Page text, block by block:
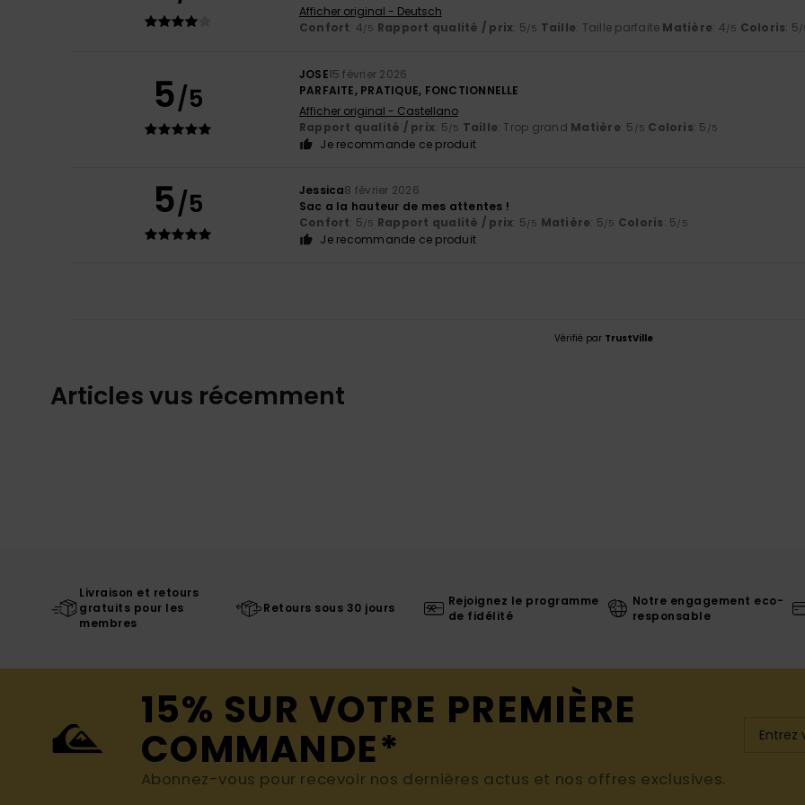
Afficher original - Deutsch
Confort: 4/5 Rapport qualité / prix: 5/5 Taille: Taille parfaite Matière: 4/5 Coloris: 5/
5/5
JOSE15 février 2026
PARFAITE, PRATIQUE, FONCTIONNELLE
Afficher original - Castellano
Rapport qualité / prix: 5/5 Taille: Trop grand Matière: 5 /5 Coloris: 5 /5
Je recommande ce produit
5/5 Jessica8 février 2026
Sac a la hauteur de mes attentes !
Confort: 5/5 Rapport qualité / prix: 5/5 Matière: 5/5 Coloris: 5/5
Je recommande ce produit
Vérifié par TrustVille
Articles vus récemment
Livraison et retours
gratuits pour les
membres
Retours sous 30 jours
Rejoignez le programme
de fidélité
Notre engagement eco-
responsable
15% SUR VOTRE PREMIÈRE
COMMANDE*
Abonnez-vous pour recevoir nos dernières actus et nos offres exclusives.